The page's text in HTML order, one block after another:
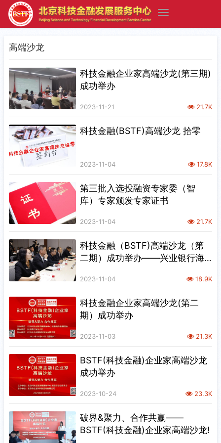
高端沙龙
科技金融企业家高端沙龙(第三期)
成功举办
2023-11-21 21.7K
科技金融(BSTF)高端沙龙 拾零
2023-11-04 17.8K
第三批入选投融资专家委（智
库）专家颁发专家证书
2023-11-04 21.7K
科技金融（BSTF)高端沙龙（第
二期）成功举办——兴业银行海
2023-11-04 18.9K
科技金融企业家高端沙龙(第二
期）成功举办
2023-11-03 21.3K
BSTF(科技金融)企业家高端沙龙
成功举办
2023-10-24 23.3K
破界&聚力、合作共赢——
BSTF(科技金融)企业家高端沙龙!